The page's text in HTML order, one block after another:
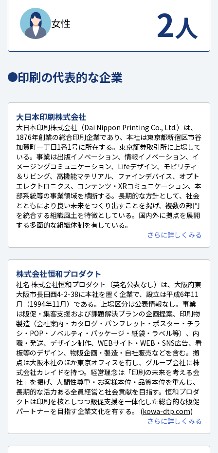
女性 2人
印刷の代表的な企業
大日本印刷株式会社
大日本印刷株式会社（Dai Nippon Printing Co., Ltd.）は、
1876年創業の総合印刷企業であり、本社は東京都新宿区市谷
加賀町一丁目1番1号に所在する。東京証券取引所に上場して
いる。事業は出版イノベーション、情報イノベーション、イ
メージングコミュニケーション、Lifeデザイン、モビリティ
＆リビング、高機能マテリアル、ファインデバイス、オプト
エレクトロニクス、コンテンツ・XRコミュニケーション、本
部系統等の事業領域を横断する。長期的な方針として、社会
とともにより良い未来をつくり出すことを掲げ、複数の部門
を統合する組織風土を特徴としている。国内外に拠点を展開
する多面的な組織体制を有している。
さらに詳しくみる
株式会社恒和プロダクト
社名 株式会社恒和プロダクト（英名公表なし）は、大阪府東
大阪市長田西4-2-38に本社を置く企業で、設立は平成6年11
月（1994年11月）である。上場区分は公表情報なし。事業
は販促・集客支援および課題解決プランの企画提案、印刷物
製造（会社案内・カタログ・パンフレット・ポスター・チラ
シ・POP・ノベルティ・パッケージ・紙袋・ラベル等）、内
職・発送、デザイン制作、WEBサイト・WEB・SNS広告、看
板等のデザイン、物販企画・製造・自社販売などを含む。拠
点は大阪本社のほか東京オフィスを有し、グループ会社に株
式会社カレイドを持つ。経営理念は「印刷の未来を考える会
社」を掲げ、人間性尊重・お客様本位・品質本位を重んじ、
長期的な活力ある全員経営と社会貢献を目指す。恒和プロダ
クトは印刷を核としつつ販促支援を一体化した総合的な販促
パートナーを目指す企業文化を有する。 (kowa-dtp.com)
さらに詳しくみる